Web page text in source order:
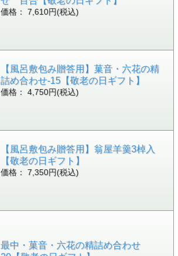
価格： 7,610円(税込)
【風呂敷包み贈答用】菓音・六花の精
詰め合わせ-15【敬老の日ギフト】
価格： 4,750円(税込)
【風呂敷包み贈答用】翁屋羊羹3棹入
【敬老の日ギフト】
価格： 7,350円(税込)
最中・菓音・六花の精詰め合わせ